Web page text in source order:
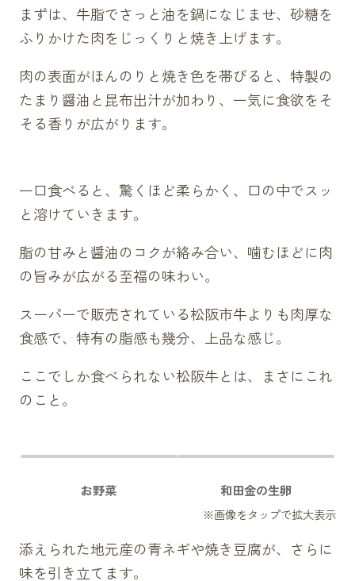
まずは、牛脂でさっと油を鍋になじませ、砂糖を
ふりかけた肉をじっくりと焼き上げます。
肉の表面がほんのりと焼き色を帯びると、特製の
たまり醤油と昆布出汁が加わり、一気に食欲をそ
そる香りが広がります。
一口食べると、驚くほど柔らかく、口の中でスッ
と溶けていきます。
脂の甘みと醤油のコクが絡み合い、噛むほどに肉
の旨みが広がる至福の味わい。
スーパーで販売されている松阪市牛よりも肉厚な
食感で、特有の脂感も幾分、上品な感じ。
ここでしか食べられない松阪牛とは、まさにこれ
のこと。
お野菜 和田金の生卵
添えられた地元産の青ネギや焼き豆腐が、さらに
味を引き立てます。